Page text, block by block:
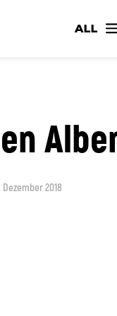
ALL
Dezember 2018